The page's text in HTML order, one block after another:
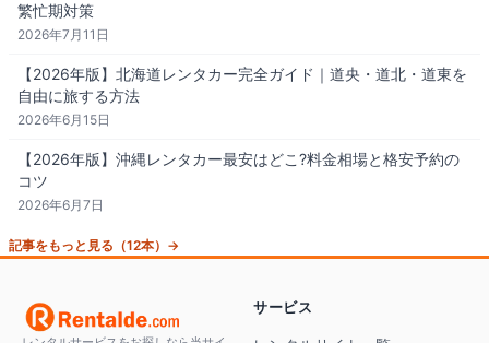
繁忙期対策
2026年7月11日
【2026年版】北海道レンタカー完全ガイド｜道央・道北・道東を
自由に旅する方法
2026年6月15日
【2026年版】沖縄レンタカー最安はどこ?料金相場と格安予約の
コツ
2026年6月7日
記事をもっと見る（12本）→
サービス